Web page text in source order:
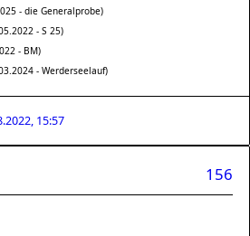
- die Generalprobe)
- S 25)
- BM)
- Werderseelauf)
15:57
156